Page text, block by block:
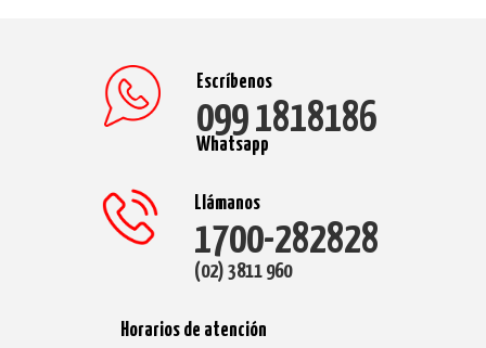
Escríbenos
099 1818186
Whatsapp
Llámanos
1700-282828
(02) 3811 960
Horarios de atención